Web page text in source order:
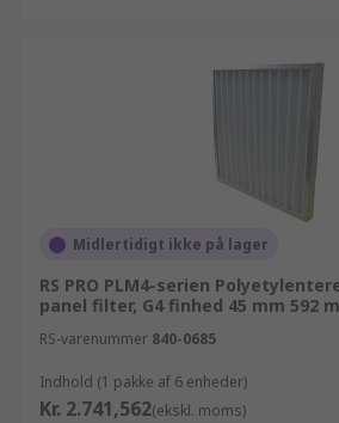
Midlertidigt ikke på lager
RS PRO PLM4-serien
panel filter, G4 finhed 45 mm 592
RS-varenummer 840-0685
Indhold (1 pakke af 6 enheder)
Kr. 2.741,562(ekskl. moms)